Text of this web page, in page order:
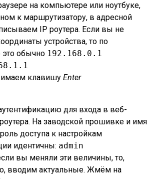
на компьютере или ноутбуке,
к маршрутизатору, в адресной
IP роутера. Если вы не
устройства, то по
обычно 192.168.0.1
клавишуEnter
для входа в веб-
На заводской прошивке и имя
доступа к настройкам
идентичны: admin
вы меняли эти величины, то,
вводим актуальные. Жмём на